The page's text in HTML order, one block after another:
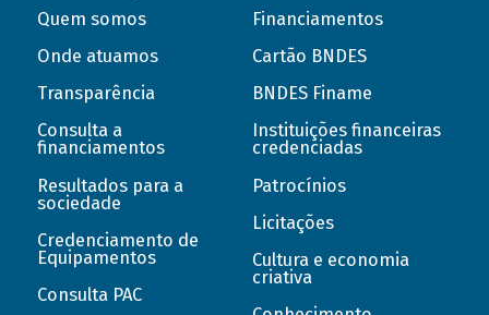
Quem somos
Onde atuamos
Transparência
Consulta a
financiamentos
Resultados para a
sociedade
Credenciamento de
Equipamentos
Consulta PAC
Financiamentos
Cartão BNDES
BNDES Finame
Instituições financeiras
credenciadas
Patrocínios
Licitações
Cultura e economia
criativa